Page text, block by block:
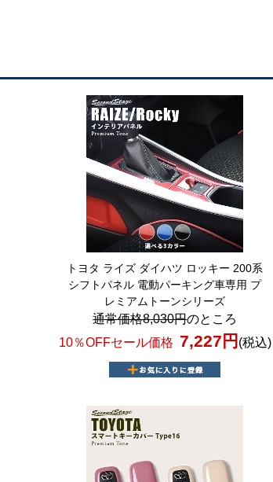
トヨタ ライズ ダイハツ ロッキー 200系
シフトパネル 電動パーキング車専用 プ
レミアムトーンシリーズ
通常価格8,030円のところ
10％OFFセール価格 7,227円 (税込)